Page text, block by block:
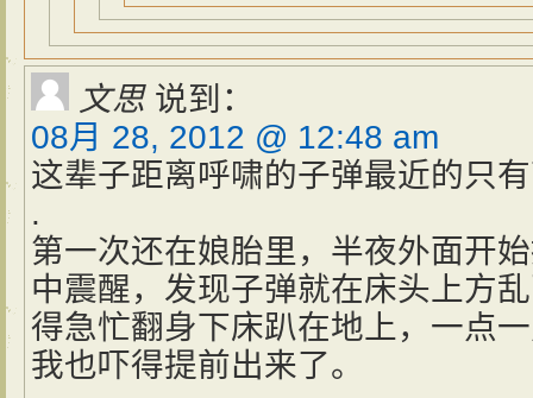
文思 说到：
08月 28, 2012 @ 12:48 am
这辈子距离呼啸的子弹最近的只
.
第一次还在娘胎里，半夜外面开
中震醒，发现子弹就在床头上方
得急忙翻身下床趴在地上，一点
我也吓得提前出来了。